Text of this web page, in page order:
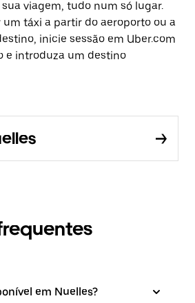
viagem, tudo num só lugar.
um táxi a partir do aeroporto ou a
inicie sessão em Uber.com
e introduza um destino
em Nuelles?